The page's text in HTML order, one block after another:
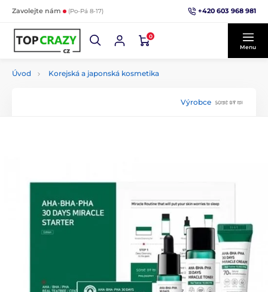
Zavolejte nám (Po-Pá 8-17) +420 603 968 981
0
Menu
Úvod Korejská a japonská kosmetika
Výrobce